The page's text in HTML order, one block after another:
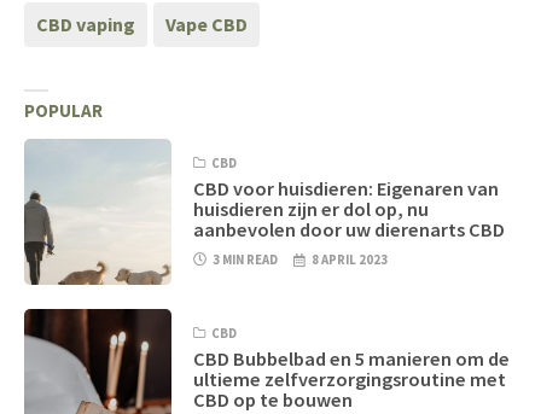
CBD vaping Vape CBD
POPULAR
CBD
CBD voor huisdieren: Eigenaren van
huisdieren zijn er dol op, nu
aanbevolen door uw dierenarts CBD
3 MIN READ 8 APRIL 2023
CBD
CBD Bubbelbad en 5 manieren om de
ultieme zelfverzorgingsroutine met
CBD op te bouwen